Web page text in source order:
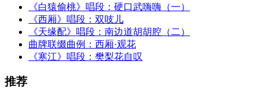
《白猿偷桃》唱段：硬口武嗨嗨（一）
《西厢》唱段：双吱儿
《天缘配》唱段：南边道胡胡腔（二）
曲牌联缀曲例：西厢·观花
《寒江》唱段：樊梨花自叹
推荐